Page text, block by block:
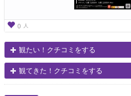
0 人
観たい！クチコミをする
観てきた！クチコミをする